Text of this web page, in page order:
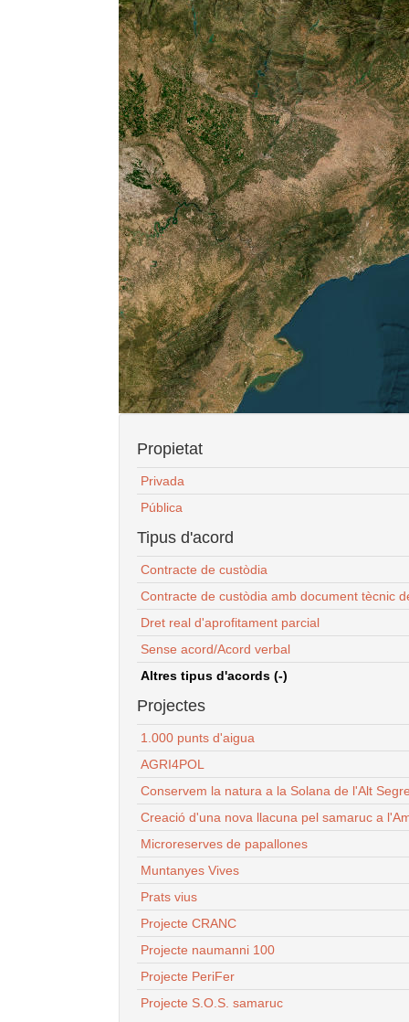
Propietat
Privada
Pública
Tipus d'acord
Contracte de custòdia
Contracte de custòdia amb document tècnic
Dret real d'aprofitament parcial
Sense acord/Acord verbal
Altres tipus d'acords (-)
Projectes
1.000 punts d'aigua
AGRI4POL
Conservem la natura a la Solana de l'Alt
Creació d'una nova llacuna pel samaruc a
Microreserves de papallones
Muntanyes Vives
Prats vius
Projecte CRANC
Projecte naumanni 100
Projecte PeriFer
Projecte S.O.S. samaruc